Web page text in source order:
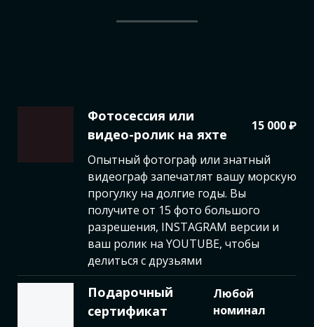
Фотосессия или
видео-ролик на яхте
15 000 ₽
Опытный фотограф или знатный
видеограф запечатлят вашу морскую
прогулку на долгие годы. Вы
получите от 15 фото большого
разрешения, INSTAGRAM версии и
ваш ролик на YOUTUBE, чтобы
делиться с друзьями
Подарочный
сертификат
Любой
номинал